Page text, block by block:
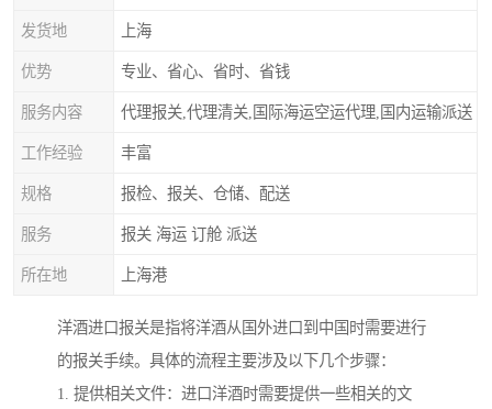
发货地 上海
优势 专业、省心、省时、省钱
服务内容 代理报关,代理清关,国际海运空运代理,国内运输派送
工作经验 丰富
规格 报检、报关、仓储、配送
服务 报关 海运 订舱 派送
所在地 上海港
洋酒进口报关是指将洋酒从国外进口到中国时需要进行
的报关手续。具体的流程主要涉及以下几个步骤：
1. 提供相关文件：进口洋酒时需要提供一些相关的文